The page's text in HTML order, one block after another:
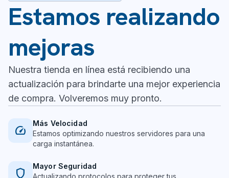
Estamos realizando
mejoras
Nuestra tienda en línea está recibiendo una
actualización para brindarte una mejor experiencia
de compra. Volveremos muy pronto.
speed
Más Velocidad
Estamos optimizando nuestros servidores para una
carga instantánea.
shield
Mayor Seguridad
Actualizando protocolos para proteger tus